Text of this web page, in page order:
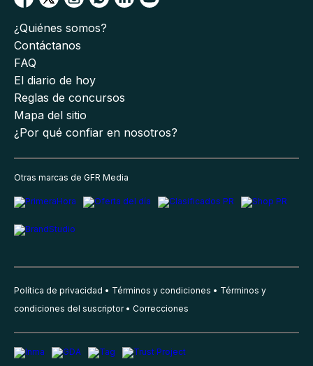
¿Quiénes somos?
Contáctanos
FAQ
El diario de hoy
Reglas de concursos
Mapa del sitio
¿Por qué confiar en nosotros?
Otras marcas de GFR Media
Política de privacidad Términos y condiciones
Términos y
condiciones del suscriptor
Correcciones